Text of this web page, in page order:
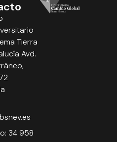
Tierra
Avd.
34 958